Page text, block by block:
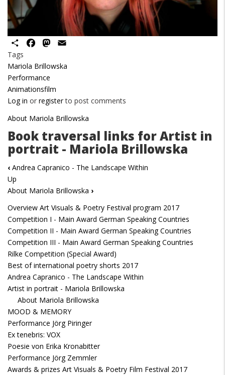
ShareFacebookMastodon
Tags
Mariola Brillowska
Performance
Animationsfilm
Log in or registerto post comments
About Mariola Brillowska
Book traversal links for Artist in
portrait - Mariola Brillowska
‹ Andrea Capranico - The Landscape Within
Up
About Mariola Brillowska ›
Overview Art Visuals & Poetry Festival program 2017
Competition I - Main Award German Speaking Countries
Competition II - Main Award German Speaking Countries
Competition III - Main Award German Speaking Countries
Rilke Competition (Special Award)
Best of international poetry shorts 2017
Andrea Capranico - The Landscape Within
Artist in portrait - Mariola Brillowska
About Mariola Brillowska
MOOD & MEMORY
Performance Jörg Piringer
Ex tenebris: VOX
Poesie von Erika Kronabitter
Performance Jörg Zemmler
Awards & prizes Art Visuals & Poetry Film Festival 2017